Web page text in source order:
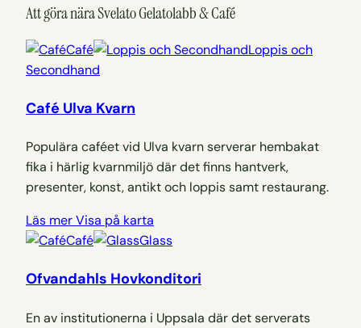
Att göra nära Svelato Gelatolabb & Café
Café
Loppis och
Secondhand
Café Ulva Kvarn
Populära caféet vid Ulva kvarn serverar hembakat
fika i härlig kvarnmiljö där det finns hantverk,
presenter, konst, antikt och loppis samt restaurang.
Läs merVisa på karta
Café
Glass
Ofvandahls Hovkonditori
En av institutionerna i Uppsala där det serverats